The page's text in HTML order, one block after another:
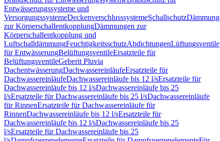
Entwässerungssysteme und
VersorgungssystemeDeckenverschlusssystemeSchallschutz
zur KörperschallentkopplungDämmungen zur
Körperschallentkopplung und
LuftschalldämmungFeuchtigkeitsschutzAbdichtungenLüftungsventile
für EntwässerungBelüftungsventileErsatzteile für
BelüftungsventileGeberit Pluvia
DachentwässerungDachwassereinläufeErsatzteile für
DachwassereinläufeDachwassereinläufe bis 12 l/sErsatzteile für
Dachwassereinläufe bis 12 l/sDachwassereinläufe bis 25
l/sErsatzteile für Dachwassereinläufe bis 25 l/sDachwassereinläufe
für RinnenErsatzteile für Dachwassereinläufe für
RinnenDachwassereinläufe bis 12 l/sErsatzteile für
Dachwassereinläufe bis 12 l/sDachwassereinläufe bis 25
l/sErsatzteile für Dachwassereinläufe bis 25